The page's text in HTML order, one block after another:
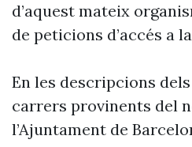
d’aquest mateix
de peticions d’accés a
En les descripcions
carrers provinents del
l’Ajuntament de